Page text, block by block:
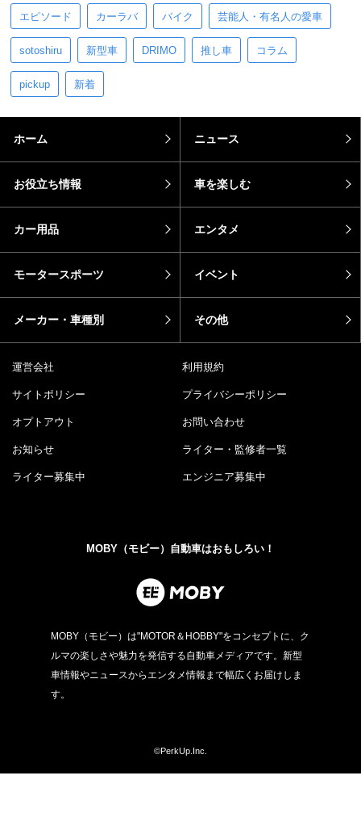
エピソード カーラバ バイク 芸能人・有名人の愛車
sotoshiru 新型車 DRIMO 推し車 コラム
pickup 新着
ホーム ニュース
お役立ち情報 車を楽しむ
カー用品 エンタメ
モータースポーツ イベント
メーカー・車種別 その他
運営会社 利用規約
サイトポリシー プライバシーポリシー
オプトアウト お問い合わせ
お知らせ ライター・監修者一覧
ライター募集中 エンジニア募集中
MOBY（モビー）自動車はおもしろい！
MOBY（モビー）は"MOTOR＆HOBBY"をコンセプトに、ク
ルマの楽しさや魅力を発信する自動車メディアです。新型
車情報やニュースからエンタメ情報まで幅広くお届けしま
す。
©PerkUp.Inc.